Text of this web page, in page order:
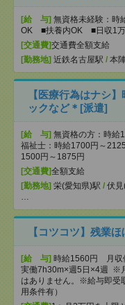
[給 与] 無資格未経験：
OK ■扶養内OK ■日収1万
[交通費]交通費全額支給
[勤務地] 近鉄名古屋駅 / 本
【医療行為はナシ
ックなど＊[派遣]
[給 与] 無資格の方：時給
福祉士：時給1700円～
1500円～1875円
[交通費]全額支給
[勤務地] 栄(愛知県)駅 / 伏
…
【コツコツ】残業
[給 与] 時給1560円 月収
実働7h30m×週5日×4週 ※
はありません。※給与即受
用条件有）